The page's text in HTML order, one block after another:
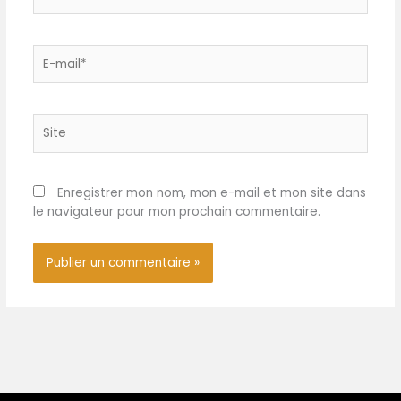
l'espace dans la cuisine, et
vaisselle Design Classique :
en céramique blanche, au
intemporel, adapté à un
occasions spéciales telles
que les cuisines, les salles à
festives Emballage Pour
Expédition : Avant l'envoi,
mail*
Enregistrer mon nom, mon e-mail et mon site dans
le navigateur pour mon prochain commentaire.